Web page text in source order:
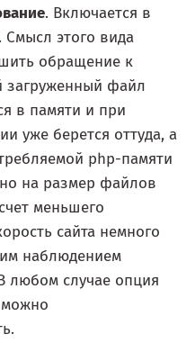
. Включается в
Смысл этого вида
обращение к
файл
в памяти и при
уже берется оттуда, а
php-памяти
на размер файлов
меньшего
сайта немного
наблюдением
любом случае опция
можно